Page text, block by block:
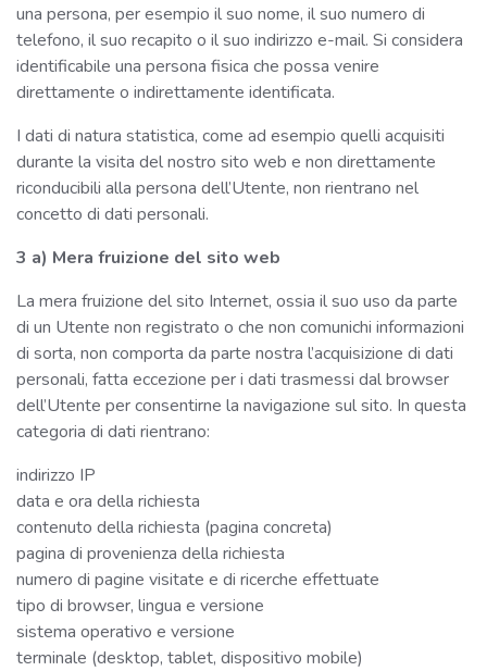
una persona, per esempio il suo nome, il suo numero di
telefono, il suo recapito o il suo indirizzo e-mail. Si considera
identificabile una persona fisica che possa venire
direttamente o indirettamente identificata.
I dati di natura statistica, come ad esempio quelli acquisiti
durante la visita del nostro sito web e non direttamente
riconducibili alla persona dell’Utente, non rientrano nel
concetto di dati personali.
3 a) Mera fruizione del sito web
La mera fruizione del sito Internet, ossia il suo uso da parte
di un Utente non registrato o che non comunichi informazioni
di sorta, non comporta da parte nostra l’acquisizione di dati
personali, fatta eccezione per i dati trasmessi dal browser
dell’Utente per consentirne la navigazione sul sito. In questa
categoria di dati rientrano:
indirizzo IP
data e ora della richiesta
contenuto della richiesta (pagina concreta)
pagina di provenienza della richiesta
numero di pagine visitate e di ricerche effettuate
tipo di browser, lingua e versione
sistema operativo e versione
terminale (desktop, tablet, dispositivo mobile)